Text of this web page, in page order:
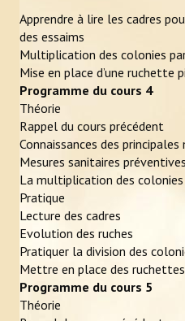
Apprendre à lire les cadres
des essaims
Multiplication des colonies
Mise en place d’une ruchette
Programme du cours 4
Théorie
Rappel du cours précédent
Connaissances des
Mesures sanitaires
La multiplication des colonies
Pratique
Lecture des cadres
Evolution des ruches
Pratiquer la division des
Mettre en place des ruchettes
Programme du cours 5
Théorie